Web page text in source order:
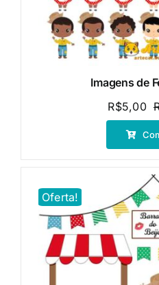
Imagens de
R$5,00
Oferta!